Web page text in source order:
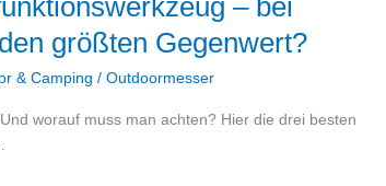
– bei
größten Gegenwert?
& Camping /Outdoormesser
worauf muss man achten? Hier die drei besten